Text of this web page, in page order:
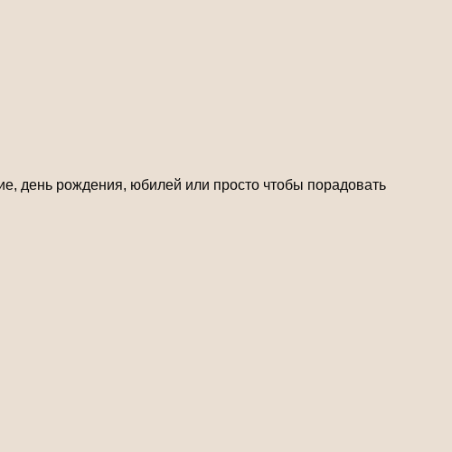
день рождения, юбилей или просто чтобы порадовать